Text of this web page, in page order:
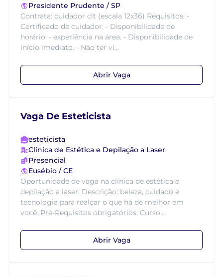
Presidente Prudente / SP
Contrata: cuidador clt (escala 12x36) Requisitos: -
Certificado de cuidador. - Disponibilidade de
horário. - experiência na área. - Disponibilidade de
início imediato. - Não ter ví...
Abrir Vaga
Vaga De Esteticista
esteticista
Clínica de Estética e Depilação a Laser
Presencial
Eusébio / CE
Oportunidade de vaga na clínica de estética e
depilação a laser. Descrição: beleza, cuidado e
tecnologia para realçar o que há de melhor em
você. Pré-Requisitos obrigatórios: Curso...
Abrir Vaga